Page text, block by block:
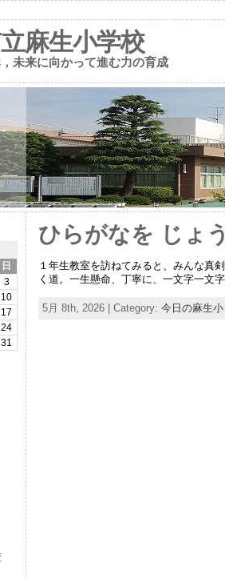
麻生小学校
未来に向かって進む力の育成
日
3
10
17
24
31
ひらがなを じょ
１年生教室を訪ねてみると、みんな真
く道。一生懸命、丁寧に、一文字一文
5月 8th, 2026 | Category: 今日の麻生小